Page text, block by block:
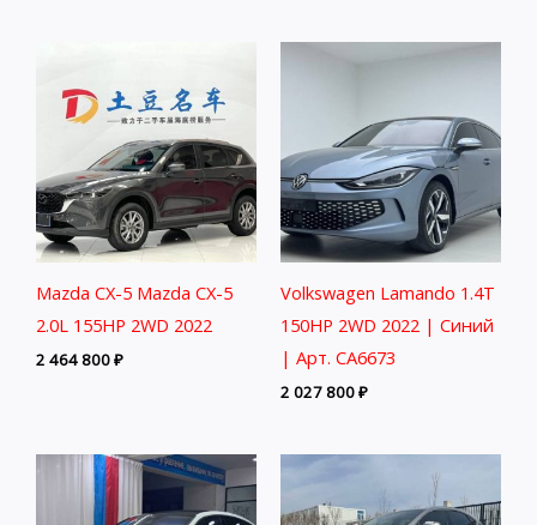
Mazda CX-5 Mazda CX-5
2.0L 155HP 2WD 2022
2 464 800₽
Volkswagen Lamando 1.4T
150HP 2WD 2022 | Синий
| Арт. CA6673
2 027 800₽